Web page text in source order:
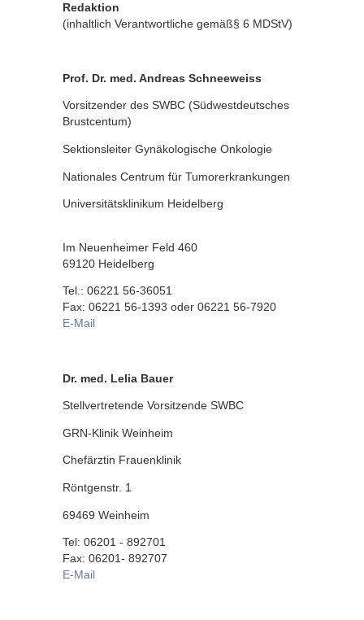
Redaktion
(inhaltlich Verantwortliche gemäß§ 6 MDStV)
Prof. Dr. med. Andreas Schneeweiss
Vorsitzender des SWBC (Südwestdeutsches
Brustcentum)
Sektionsleiter Gynäkologische Onkologie
Nationales Centrum für Tumorerkrankungen
Universitätsklinikum Heidelberg
Im Neuenheimer Feld 460
69120 Heidelberg
Tel.: 06221 56-36051
Fax: 06221 56-1393 oder 06221 56-7920
E-Mail
Dr. med. Lelia Bauer
Stellvertretende Vorsitzende SWBC
GRN-Klinik Weinheim
Chefärztin Frauenklinik
Röntgenstr. 1
69469 Weinheim
Tel: 06201 - 892701
Fax: 06201- 892707
E-Mail